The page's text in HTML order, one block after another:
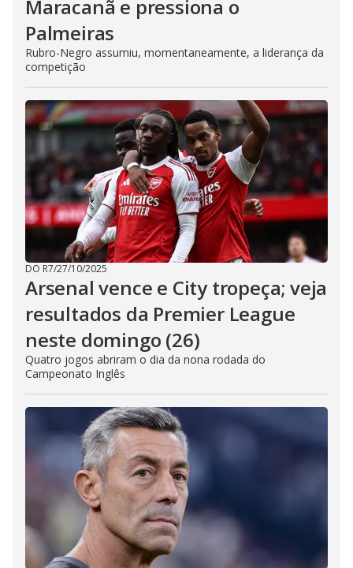
Maracanã e pressiona o
Palmeiras
Rubro-Negro assumiu, momentaneamente, a liderança da
competição
DO R7/27/10/2025
Arsenal vence e City tropeça; veja
resultados da Premier League
neste domingo (26)
Quatro jogos abriram o dia da nona rodada do
Campeonato Inglês